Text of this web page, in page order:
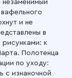
незаменимый
и не
в
рисунками: к
Полотенца
по уходу:
с изнаночной